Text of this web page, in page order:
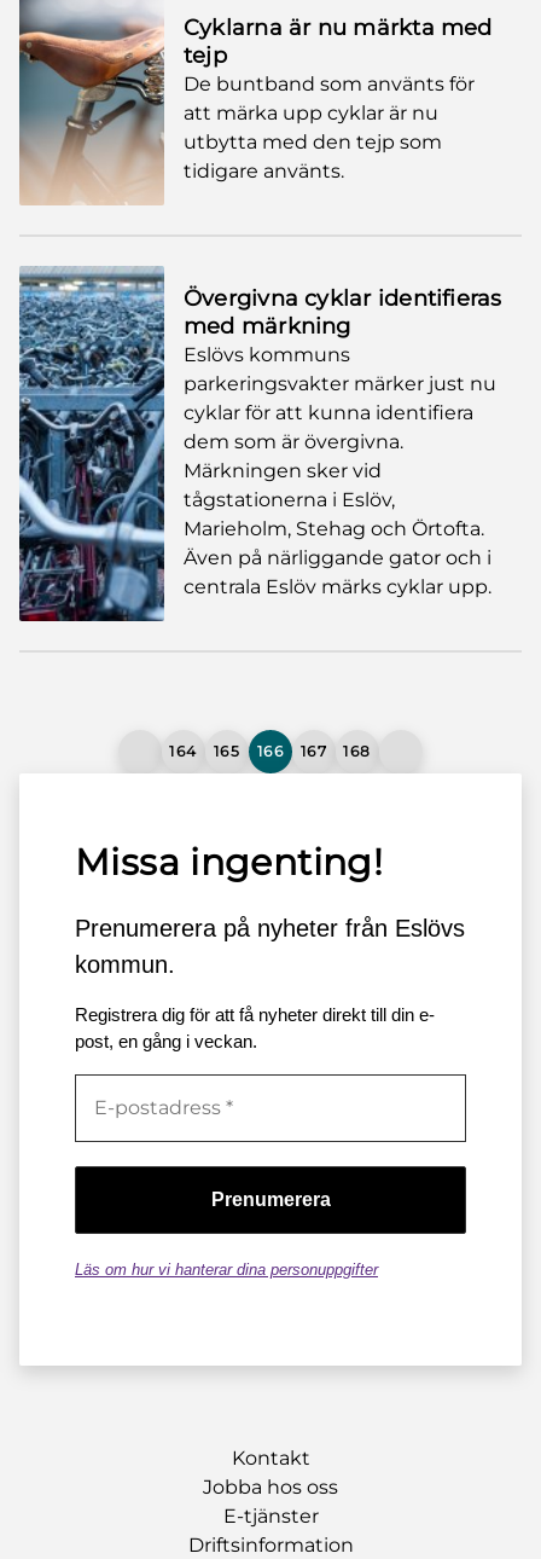
Cyklarna är nu märkta med
tejp
De buntband som använts för
att märka upp cyklar är nu
utbytta med den tejp som
tidigare använts.
Övergivna cyklar identifieras
med märkning
Eslövs kommuns
parkeringsvakter märker just nu
cyklar för att kunna identifiera
dem som är övergivna.
Märkningen sker vid
tågstationerna i Eslöv,
Marieholm, Stehag och Örtofta.
Även på närliggande gator och i
centrala Eslöv märks cyklar upp.
164 165 166 167 168
Missa ingenting!
Prenumerera på nyheter från Eslövs
kommun.
Registrera dig för att få nyheter direkt till din e-
post, en gång i veckan.
Läs om hur vi hanterar dina personuppgifter
Kontakt
Jobba hos oss
E-tjänster
Driftsinformation